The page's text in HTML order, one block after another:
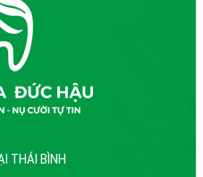
THÁI BÌNH